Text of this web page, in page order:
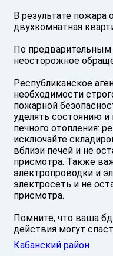
В результате
двухкомнатная
По
неосторожное
Республиканское
необходимости
пожарной
уделять состоянию и
печного отопления:
исключайте
вблизи печей и не
присмотра. Также
электропроводки и
электросеть и не
присмотра.
Помните, что ваша
действия могут
Кабанский район